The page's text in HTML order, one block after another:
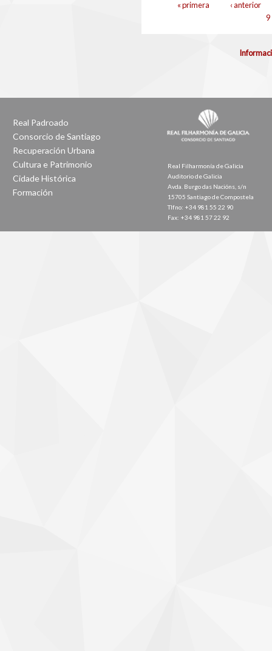
Páxinas« primera
‹ anterior
9
Real Padroado
Consorcio de Santiago
Recuperación Urbana
Cultura e Patrimonio
Cidade Histórica
Formación
Real Filharmonía de Galicia
Auditorio de Galicia
Avda. Burgo das Nacións, s/n
15705 Santiago de Compostela
Tlfno: +34 981 55 22 90
Fax: +34 981 57 22 92